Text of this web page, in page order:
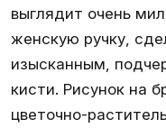
выглядит очень
женскую ручку,
изысканным,
кисти. Рисунок на
цветочно-